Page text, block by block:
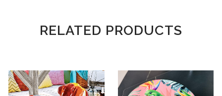
RELATED PRODUCTS